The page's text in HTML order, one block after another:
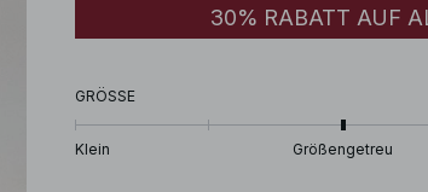
30% RABATT AUF
GRÖSSE
Klein Größengetreu